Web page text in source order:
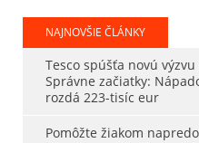
NAJNOVŠIE ČLÁNKY
Tesco spúšťa novú
Správne začiatky:
rozdá 223-tisíc eur
Pomôžte žiakom